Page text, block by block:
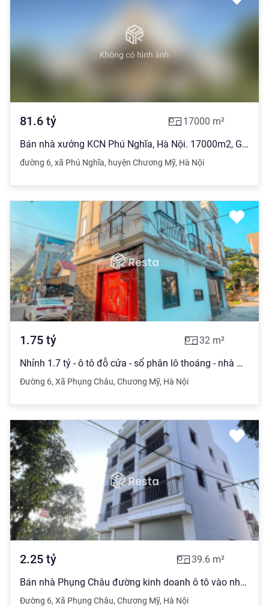
81.6 tỷ 17000 m²
Bán nhà xưởng KCN Phú Nghĩa, Hà Nội. 17000m2, Giá thỏa thuận
đường 6, xã Phú Nghĩa, huyện Chương Mỹ, Hà Nội
1.75 tỷ 32 m²
Nhỉnh 1.7 tỷ - ô tô đỗ cửa - sổ phân lô thoáng - nhà mới thiết kế hiện đại
Đường 6, Xã Phụng Châu, Chương Mỹ, Hà Nội
2.25 tỷ 39.6 m²
Bán nhà Phụng Châu đường kinh doanh ô tô vào nhà 3,5 tầng 39.1- 39,6 m2 view đẹp. Hỗ trợ trả góp
Đường 6, Xã Phụng Châu, Chương Mỹ, Hà Nội